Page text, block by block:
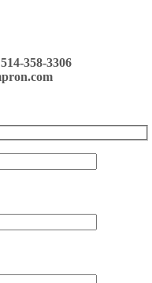
514-358-3306